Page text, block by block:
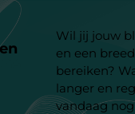
Wil jij jouw
en een
bereiken?
langer en
vandaag